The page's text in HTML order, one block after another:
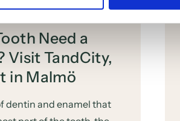
Need a
Visit TandCity,
in Malmö
dentin and enamel that